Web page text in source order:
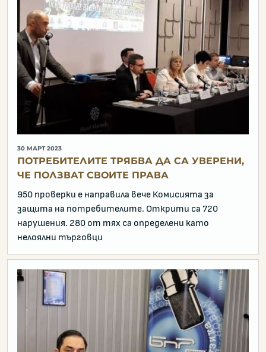
30 МАРТ 2023
ПОТРЕБИТЕЛИТЕ ТРЯБВА ДА СА УВЕРЕНИ,
ЧЕ ПОЛЗВАТ СВОИТЕ ПРАВА
950 проверки е направила вече Комисията за
защита на потребителите. Открити са 720
нарушения. 280 от тях са определени като
нелоялни търговци